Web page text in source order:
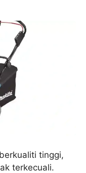
tinggi,
terkecuali.